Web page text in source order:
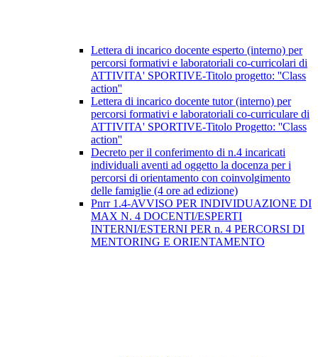
Lettera di incarico docente esperto (interno) per
percorsi formativi e laboratoriali co-curricolari di
ATTIVITA' SPORTIVE-Titolo progetto: ''Class
action''
Lettera di incarico docente tutor (interno) per
percorsi formativi e laboratoriali co-curriculare di
ATTIVITA' SPORTIVE-Titolo Progetto: ''Class
action''
Decreto per il conferimento di n.4 incaricati
individuali aventi ad oggetto la docenza per i
percorsi di orientamento con coinvolgimento
delle famiglie (4 ore ad edizione)
Pnrr 1.4-AVVISO PER INDIVIDUAZIONE DI
MAX N. 4 DOCENTI/ESPERTI
INTERNI/ESTERNI PER n. 4 PERCORSI DI
MENTORING E ORIENTAMENTO